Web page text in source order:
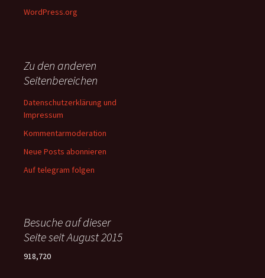
WordPress.org
Zu den anderen
Seitenbereichen
Datenschutzerklärung und
Impressum
Kommentarmoderation
Neue Posts abonnieren
Auf telegram folgen
Besuche auf dieser
Seite seit August 2015
918,720